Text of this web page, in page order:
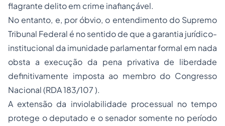
flagrante delito em crime inafiançável.
No entanto, e, por óbvio, o entendimento do Supremo
Tribunal Federal é no sentido de que a garantia jurídico-
institucional da imunidade parlamentar formal em nada
obsta a execução da pena privativa de liberdade
definitivamente imposta ao membro do Congresso
Nacional (RDA 183/107 ).
A extensão da inviolabilidade processual no tempo
protege o deputado e o senador somente no período